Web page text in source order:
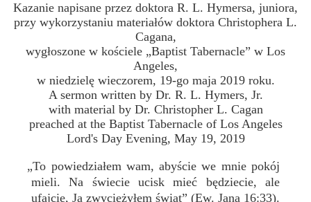
Kazanie napisane przez doktora R. L. Hymersa, juniora,
przy wykorzystaniu materiałów doktora Christophera L.
Cagana,
wygłoszone w kościele „Baptist Tabernacle” w Los
Angeles,
w niedzielę wieczorem, 19-go maja 2019 roku.
A sermon written by Dr. R. L. Hymers, Jr.
with material by Dr. Christopher L. Cagan
preached at the Baptist Tabernacle of Los Angeles
Lord's Day Evening, May 19, 2019
„To powiedziałem wam, abyście we mnie pokój
mieli. Na świecie ucisk mieć będziecie, ale
ufajcie, Ja zwyciężyłem świat” (Ew. Jana 16:33).